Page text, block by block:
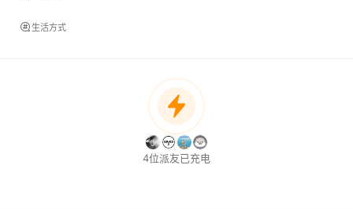
生活方式
4位派友已充电